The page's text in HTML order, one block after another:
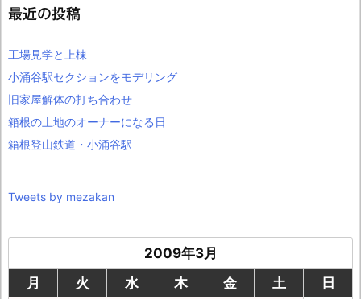
最近の投稿
工場見学と上棟
小涌谷駅セクションをモデリング
旧家屋解体の打ち合わせ
箱根の土地のオーナーになる日
箱根登山鉄道・小涌谷駅
Tweets by mezakan
2009年3月
月
火 水 木 金 土
日